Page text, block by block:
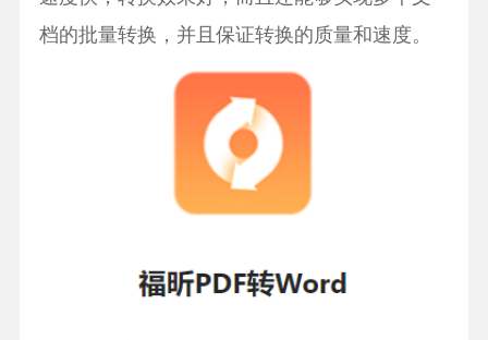
档的批量转换，并且保证转换的质量和速度。